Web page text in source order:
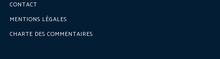
CONTACT
MENTIONS LÉGALES
CHARTE DES COMMENTAIRES